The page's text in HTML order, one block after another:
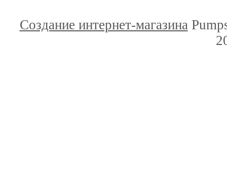
Создание интернет-магазина